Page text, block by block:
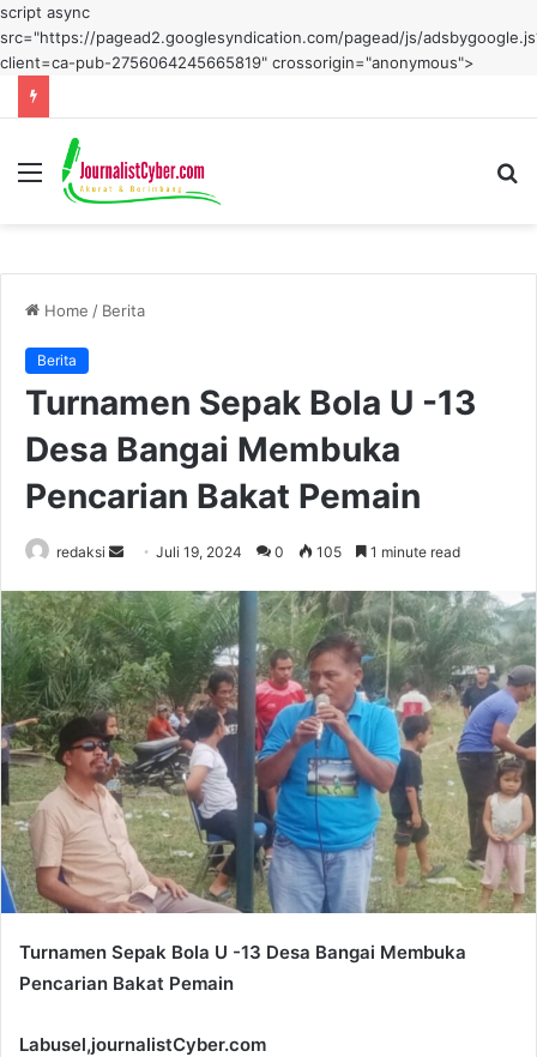
script async
src="https://pagead2.googlesyndication.com/pagead/js/
client=ca-pub-2756064245665819" crossorigin="anonymous">
Menu
Home / Berita
Berita
Turnamen Sepak Bola U -13
Desa Bangai Membuka
Pencarian Bakat Pemain
redaksi
Send
email
Juli 19, 2024 0 105 1 minute read
Turnamen Sepak Bola U -13 Desa Bangai Membuka
Pencarian Bakat Pemain
Labusel,journalistCyber.com